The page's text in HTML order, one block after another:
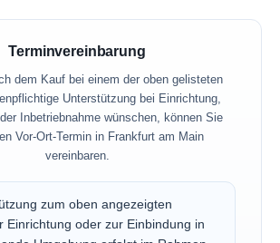
Terminvereinbarung
dem Kauf bei einem der oben gelisteten
Unterstützung bei Einrichtung,
Inbetriebnahme wünschen, können Sie
Vor-Ort-Termin in Frankfurt am Main
vereinbaren.
zum oben angezeigten
Einrichtung oder zur Einbindung in